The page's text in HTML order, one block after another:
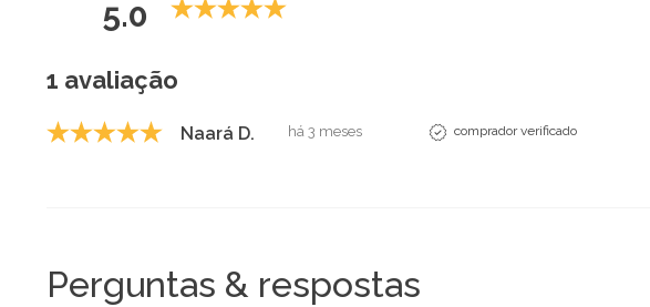
5.0
1 avaliação
Naará D. há 3 meses comprador verificado
Perguntas & respostas